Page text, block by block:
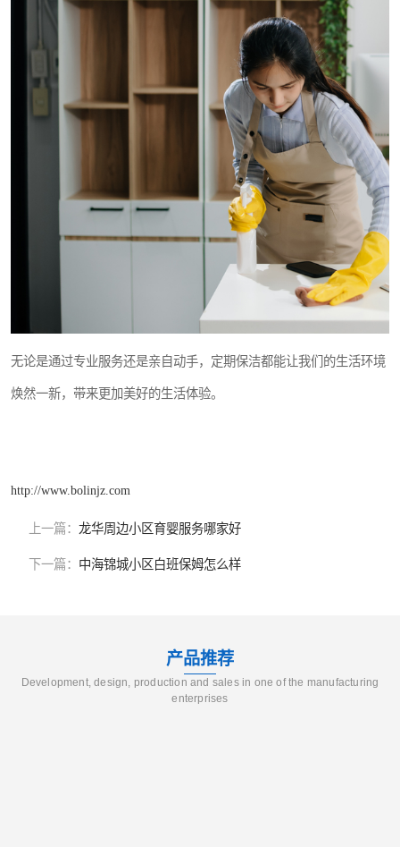
无论是通过专业服务还是亲自动手，定期保洁都能让我们的生活环境
焕然一新，带来更加美好的生活体验。
http://www.bolinjz.com
上一篇： 龙华周边小区育婴服务哪家好
下一篇： 中海锦城小区白班保姆怎么样
产品推荐
Development, design, production and sales in one of the manufacturing
enterprises